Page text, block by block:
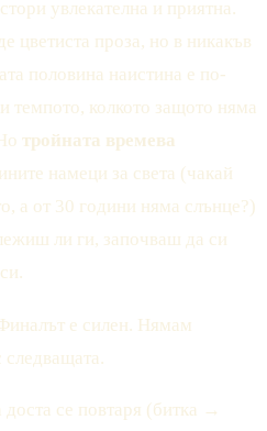
увлекателна и приятна.
цветиста проза, но в никакъв
половина наистина е по-
темпото, колкото защото няма
тройната времева
намеци за света (чакай
а от 30 години няма слънце?)
ли ги, започваш да си
е силен. Нямам
следващата.
се повтаря (битка →